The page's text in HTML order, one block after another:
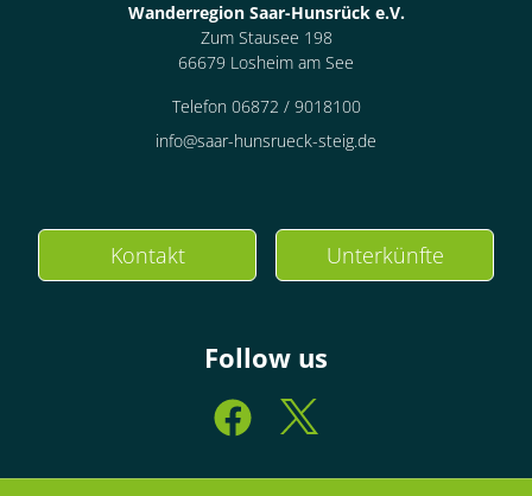
Wanderregion Saar-Hunsrück e.V.
Zum Stausee 198
66679 Losheim am See
Telefon 06872 / 9018100
info@saar-hunsrueck-steig.de
Kontakt Unterkünfte
Follow us